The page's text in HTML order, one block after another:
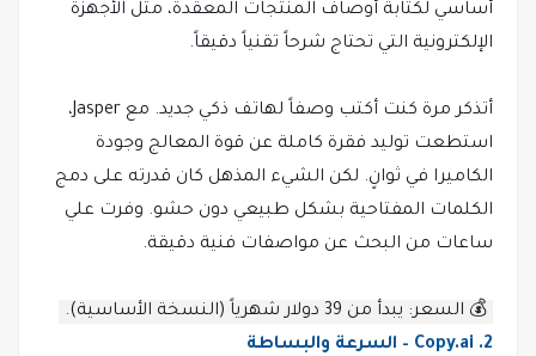
أساسي لكتابة أوصاف المنتجات المعقدة، مثل الأجهزة
الإلكترونية التي تحتاج شرحاً تقنياً دقيقاً.
أتذكر مرة كنت أكتب وصفاً لهاتف ذكي جديد. مع Jasper،
استطعت توليد فقرة كاملة عن قوة المعالج وجودة
الكاميرا في ثوانٍ. لكن الشيء المذهل كان قدرته على دمج
الكلمات المفتاحية بشكل طبيعي دون حشو. وفرت علي
ساعات من البحث عن مواصفات فنية دقيقة.
💰 السعر: يبدأ من 39 دولار شهرياً (النسخة الأساسية).
2. Copy.ai – السرعة والبساطة